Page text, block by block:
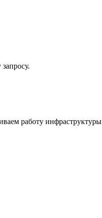
работу инфраструктуры